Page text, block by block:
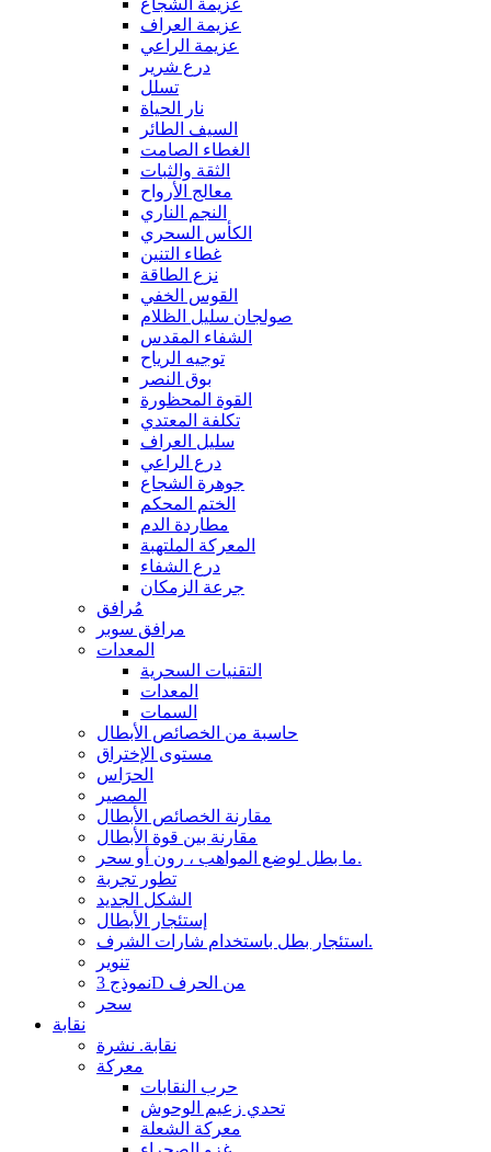
عزيمة الشجاع
عزيمة العراف
عزيمة الراعي
درع شرير
تسلل
نار الحياة
السيف الطائر
الغطاء الصامت
الثقة والثبات
معالج الأرواح
النجم الناري
الكأس السحري
غطاء التنين
نزع الطاقة
القوس الخفي
صولجان سليل الظلام
الشفاء المقدس
توجيه الرياح
بوق النصر
القوة المحظورة
تكلفة المعتدي
سليل العراف
درع الراعي
جوهرة الشجاع
الختم المحكم
مطاردة الدم
المعركة الملتهبة
درع الشفاء
جرعة الزمكان
مُرافق
مرافق سوبر
المعدات
التقنيات السحرية
المعدات
السمات
حاسبة من الخصائص الأبطال
مستوى الإختراق
الحرَاس
المصير
مقارنة الخصائص الأبطال
مقارنة بين قوة الأبطال
ما بطل لوضع المواهب ، رون أو سحر.
تطور تجربة
الشكل الجديد
إستئجار الأبطال
استئجار بطل باستخدام شارات الشرف.
تنوير
نموذج 3D من الحرف
سحر
نقابة
نقابة. نشرة
معركة
حرب النقابات
تحدي زعيم الوحوش
معركة الشعلة